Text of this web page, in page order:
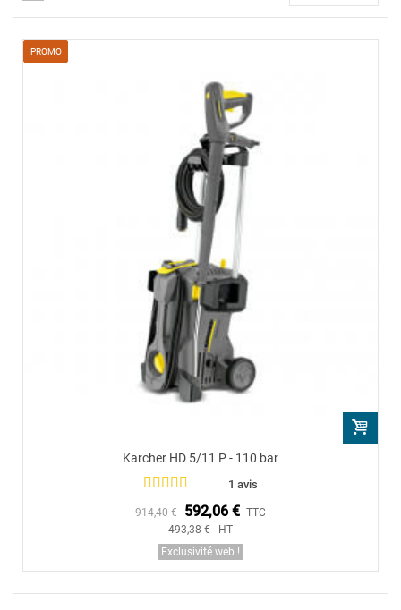
PROMO
Karcher HD 5/11 P - 110 bar
1 avis
914,40 € 592,06 € TTC
493,38 € HT
Exclusivité web !